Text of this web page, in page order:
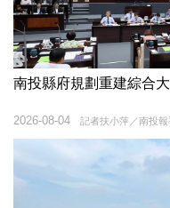
南投縣府規劃重建綜合
記者扶小萍／南投報
2026-08-04